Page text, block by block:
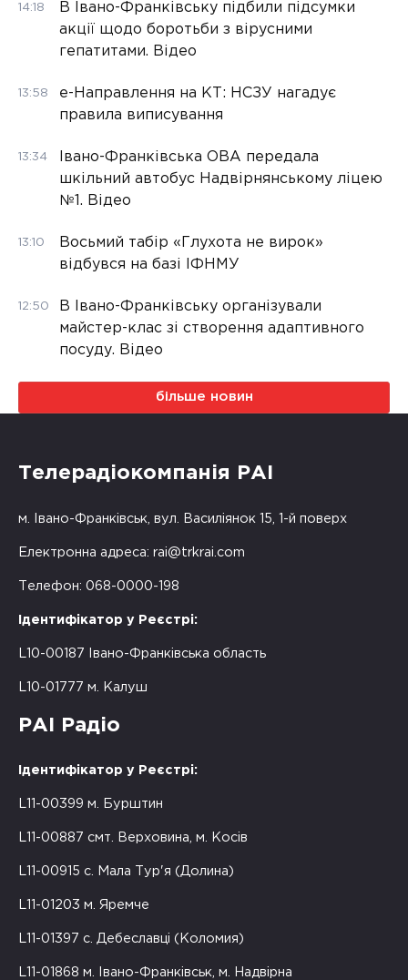
14:18
В Івано-Франківську підбили підсумки
акції щодо боротьби з вірусними
гепатитами. Відео
13:58
е-Направлення на КТ: НСЗУ нагадує
правила виписування
13:34
Івано-Франківська ОВА передала
шкільний автобус Надвірнянському ліцею
№1. Відео
13:10
Восьмий табір «Глухота не вирок»
відбувся на базі ІФНМУ
12:50
В Івано-Франківську організували
майстер-клас зі створення адаптивного
посуду. Відео
більше новин
Телерадіокомпанія РАІ
м. Івано-Франківськ, вул. Василіянок 15, 1-й поверх
Електронна адреса: rai@trkrai.com
Телефон: 068-0000-198
Ідентифікатор у Реєстрі:
L10-00187 Івано-Франківська область
L10-01777 м. Калуш
РАІ Радіо
Ідентифікатор у Реєстрі:
L11-00399 м. Бурштин
L11-00887 смт. Верховина, м. Косів
L11-00915 с. Мала Тур'я (Долина)
L11-01203 м. Яремче
L11-01397 с. Дебеславці (Коломия)
L11-01868 м. Івано-Франківськ, м. Надвірна